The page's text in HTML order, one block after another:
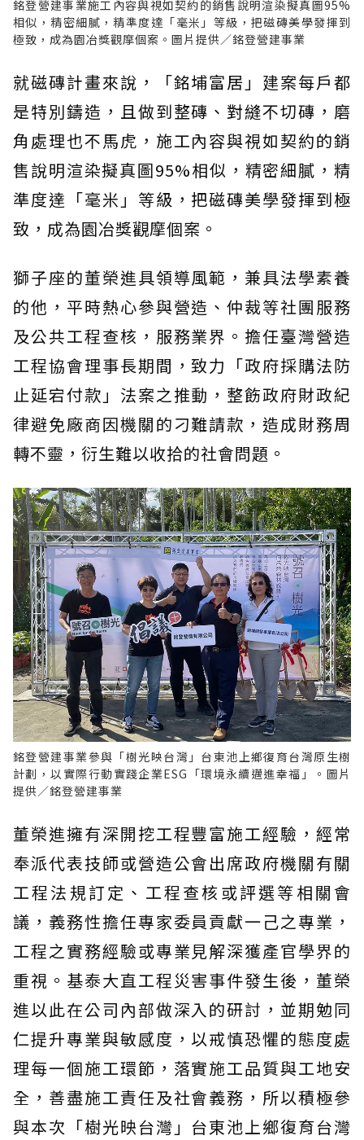
銘登營建事業施工內容與視如契約的銷售說明渲染擬真圖95%
相似，精密細膩，精準度達「毫米」等級，把磁磚美學發揮到
極致，成為園冶獎觀摩個案。圖片提供／銘登營建事業
就磁磚計畫來說，「銘埔富居」建案每戶都
是特別鑄造，且做到整磚、對縫不切磚，磨
角處理也不馬虎，施工內容與視如契約的銷
售說明渲染擬真圖95%相似，精密細膩，精
準度達「毫米」等級，把磁磚美學發揮到極
致，成為園冶獎觀摩個案。
獅子座的董榮進具領導風範，兼具法學素養
的他，平時熱心參與營造、仲裁等社團服務
及公共工程查核，服務業界。擔任臺灣營造
工程協會理事長期間，致力「政府採購法防
止延宕付款」法案之推動，整飭政府財政紀
律避免廠商因機關的刁難請款，造成財務周
轉不靈，衍生難以收拾的社會問題。
銘登營建事業參與「樹光映台灣」台東池上鄉復育台灣原生樹
計劃，以實際行動實踐企業ESG「環境永續邁進幸福」。圖片
提供／銘登營建事業
董榮進擁有深開挖工程豐富施工經驗，經常
奉派代表技師或營造公會出席政府機關有關
工程法規訂定、工程查核或評選等相關會
議，義務性擔任專家委員貢獻一己之專業，
工程之實務經驗或專業見解深獲產官學界的
重視。基泰大直工程災害事件發生後，董榮
進以此在公司內部做深入的研討，並期勉同
仁提升專業與敏感度，以戒慎恐懼的態度處
理每一個施工環節，落實施工品質與工地安
全，善盡施工責任及社會義務，所以積極參
與本次「樹光映台灣」台東池上鄉復育台灣